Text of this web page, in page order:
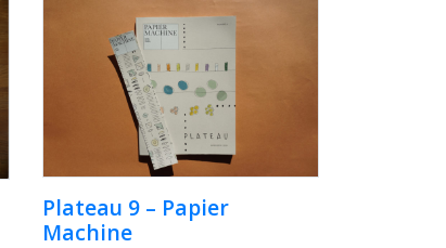
Plateau 9 – Papier
Machine